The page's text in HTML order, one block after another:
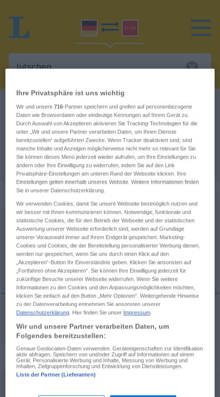
Deutsch-Latein Wörterbuch lutschen
Deutsch-Latein Übersetzung für
"lutschen"
"lutschen" Latein Übersetzung
„lutschen“
lutschen
Übersicht aller Übersetzungen
(Für mehr Details die Übersetzung anklicken/antippen)
sugere, sugo, suxi, suctum
Synonyme für "lutschen"
Ihre Privatsphäre ist uns wichtig
Wir und unsere716-Partner speichern und greifen auf personenbezogene
Daten wie Browserdaten oder eindeutige Kennungen auf Ihrem Gerät zu.
Durch Auswahl von Akzeptieren aktivieren Sie Tracking-Technologien für die
unter „Wir und unsere Partner verarbeiten Daten, um Ihnen Dienste
bereitzustellen“ aufgeführten Zwecke. Wenn Tracker deaktiviert sind, sind
manche Inhalte und Anzeigen möglicherweise nicht mehr so relevant für Sie.
Sie können dieses Menü jederzeit wieder aufrufen, um Ihre Einstellungen zu
ändern oder Ihre Einwilligung zu widerrufen, indem Sie auf den Link
Privatsphäre-Einstellungen am unteren Rand der Webseite klicken. Ihre
Einstellungen gelten innerhalb unseres Website. Weitere Informationen finden
Sie in unserer Datenschutzerklärung.
Wir verwenden Cookies, damit Sie unsere Webseite bestmöglich nutzen und
wir besser mit Ihnen kommunizieren können. Notwendige, funktionale und
statistische Cookies, die für den Betrieb der Webseite und der statistischen
Auswertung unserer Webseite erforderlich sind, werden auf Grundlage
unserer Vorauswahl immer auf Ihrem Endgerät gespeichert. Marketing-
Cookies und Cookies, die der Bereitstellung personalisierter Werbung dienen,
werden nur gespeichert, wenn Sie uns durch einen Klick auf den
„Akzeptieren“-Button Ihr Einverständnis geben. Klicken Sie ansonsten auf
„Fortfahren ohne Akzeptieren“. Sie können Ihre Einwilligung jederzeit für
zukünftige Besuche unserer Webseite widerrufen. Wenn Sie weitere
Informationen zu den Cookies und den Anpassungsmöglichkeiten möchten,
klicken Sie einfach auf den Button „Mehr Optionen“. Weitergehende Hinweise
zu der Datenverarbeitung entnehmen Sie ansonsten unserer
Datenschutzerklärung. Hier finden Sie unser Impressum.
Wir und unsere Partner verarbeiten Daten, um
Folgendes bereitzustellen:
Genaue Geolocation-Daten verwenden. Geräteeigenschaften zur Identifikation
aktiv abfragen. Speichern von und/oder Zugriff auf Informationen auf einem
Gerät. Personalisierte Werbung und Inhalte, Messung von Werbung und
Inhalten, Zielgruppenforschung und Entwicklung von Dienstleistungen.
Liste der Partner (Lieferanten)